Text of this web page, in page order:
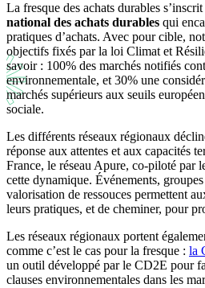
La fresque des achats durables s’inscrit
national des achats durables qui
pratiques d’achats. Avec pour cible,
objectifs fixés par la loi Climat et
savoir : 100% des marchés notifiés
environnementale, et 30% une
marchés supérieurs aux seuils
sociale.
Les différents réseaux régionaux
réponse aux attentes et aux capacités
France, le réseau Apure, co-piloté par
cette dynamique. Événements,
valorisation de ressouces permettent
leurs pratiques, et de cheminer, pour
Les réseaux régionaux portent
comme c’est le cas pour la fresque : la
un outil développé par le CD2E pour
clauses environnementales dans les